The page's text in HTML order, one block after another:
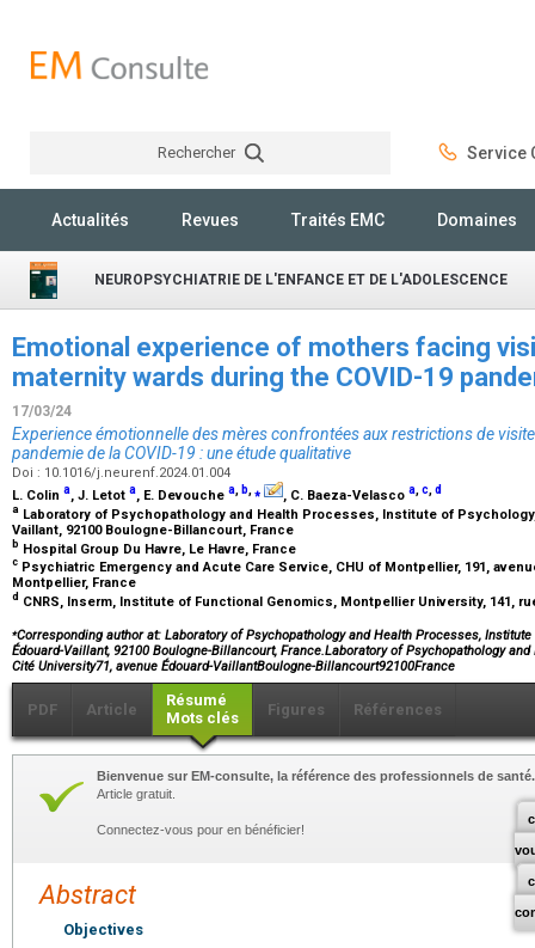
Rechercher Service
Actualités Revues Traités EMC Domaines
NEUROPSYCHIATRIE DE L'ENFANCE ET DE L'ADOLESCENCE
Emotional experience of mothers facing
maternity wards during the COVID-19
17/03/24
Experience émotionnelle des mères confrontées aux restrictions de
pandemie de la COVID-19 : une étude qualitative
Doi : 10.1016/j.neurenf.2024.01.004
L. Colin a, J. Letot a, E. Devouche a, b,⁎ , C. Baeza-Velasco a,c,d
a Laboratory of Psychopathology and Health Processes, Institute of
Vaillant, 92100 Boulogne-Billancourt, France
b Hospital Group Du Havre, Le Havre, France
c Psychiatric Emergency and Acute Care Service, CHU of Montpellier, 191,
Montpellier, France
d CNRS, Inserm, Institute of Functional Genomics, Montpellier University, 141,
⁎Corresponding author at: Laboratory of Psychopathology and Health Processes,
Édouard-Vaillant, 92100 Boulogne-Billancourt, France.Laboratory of Psychopathology
Cité University71, avenue Édouard-VaillantBoulogne-Billancourt92100France
PDF Article
Résumé
Mots clés
Figures Références
Bienvenue sur EM-consulte, la référence des professionnels de santé.
Article gratuit.
Connectez-vous pour en bénéficier!
Abstract
Objectives